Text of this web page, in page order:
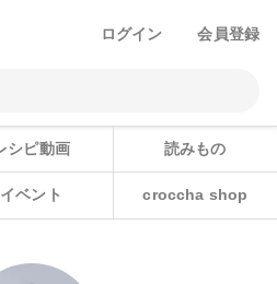
ログイン 会員登録
シピ動画 読みもの
イベント croccha shop